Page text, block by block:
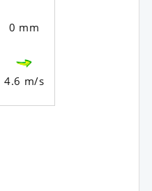
0 mm
4.6 m/s